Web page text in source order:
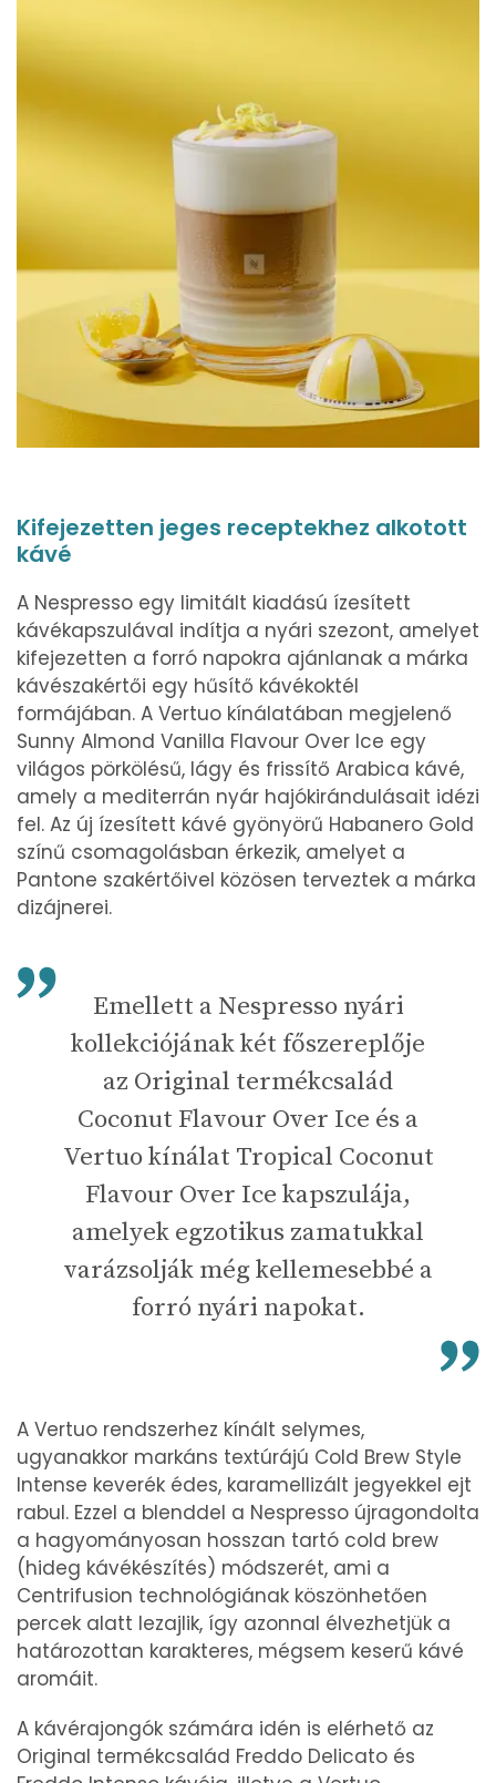
Kifejezetten jeges receptekhez alkotott
kávé
A Nespresso egy limitált kiadású ízesített
kávékapszulával indítja a nyári szezont, amelyet
kifejezetten a forró napokra ajánlanak a márka
kávészakértői egy hűsítő kávékoktél
formájában. A Vertuo kínálatában megjelenő
Sunny Almond Vanilla Flavour Over Ice egy
világos pörkölésű, lágy és frissítő Arabica kávé,
amely a mediterrán nyár hajókirándulásait idézi
fel. Az új ízesített kávé gyönyörű Habanero Gold
színű csomagolásban érkezik, amelyet a
Pantone szakértőivel közösen terveztek a márka
dizájnerei.
Emellett a Nespresso nyári
kollekciójának két főszereplője
az Original termékcsalád
Coconut Flavour Over Ice és a
Vertuo kínálat Tropical Coconut
Flavour Over Ice kapszulája,
amelyek egzotikus zamatukkal
varázsolják még kellemesebbé a
forró nyári napokat.
A Vertuo rendszerhez kínált selymes,
ugyanakkor markáns textúrájú Cold Brew Style
Intense keverék édes, karamellizált jegyekkel ejt
rabul. Ezzel a blenddel a Nespresso újragondolta
a hagyományosan hosszan tartó cold brew
(hideg kávékészítés) módszerét, ami a
Centrifusion technológiának köszönhetően
percek alatt lezajlik, így azonnal élvezhetjük a
határozottan karakteres, mégsem keserű kávé
aromáit.
A kávérajongók számára idén is elérhető az
Original termékcsalád Freddo Delicato és